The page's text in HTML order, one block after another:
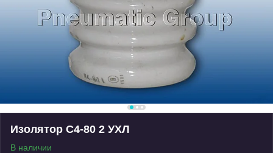
Изолятор С4-80 2 УХЛ
В наличии